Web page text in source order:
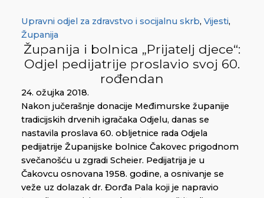
Upravni odjel za zdravstvo i socijalnu skrb, Vijesti,
Županija
Županija i bolnica „Prijatelj djece“:
Odjel pedijatrije proslavio svoj 60.
rođendan
24. ožujka 2018.
Nakon jučerašnje donacije Međimurske županije
tradicijskih drvenih igračaka Odjelu, danas se
nastavila proslava 60. obljetnice rada Odjela
pedijatrije Županijske bolnice Čakovec prigodnom
svečanošću u zgradi Scheier. Pedijatrija je u
Čakovcu osnovana 1958. godine, a osnivanje se
veže uz dolazak dr. Đorđa Pala koji je napravio